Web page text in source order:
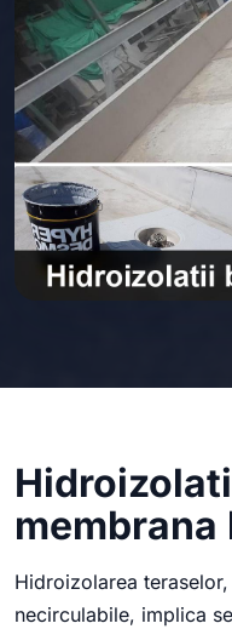
Hidroizolarea
necirculabile, implica